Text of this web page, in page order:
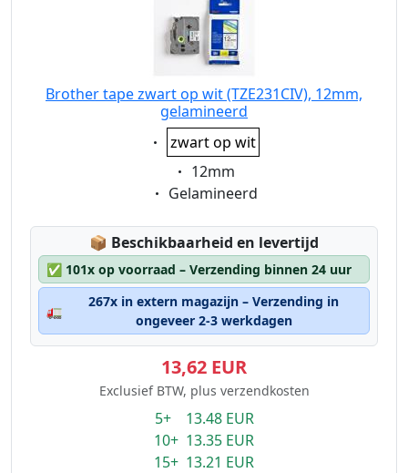
Brother tape zwart op wit (TZE231CIV), 12mm,
gelamineerd
Eigenschaft:
zwart op wit
Eigenschaft:
12mm
Eigenschaft:
Gelamineerd
📦 Lagerstatus:
Beschikbaarheid en levertijd
✅ 101x op voorraad – Verzending binnen 24 uur
🚛
267x in extern magazijn – Verzending in
ongeveer 2-3 werkdagen
13,62 EUR
Exclusief BTW, plus verzendkosten
5+ 13.48 EUR
10+ 13.35 EUR
15+ 13.21 EUR